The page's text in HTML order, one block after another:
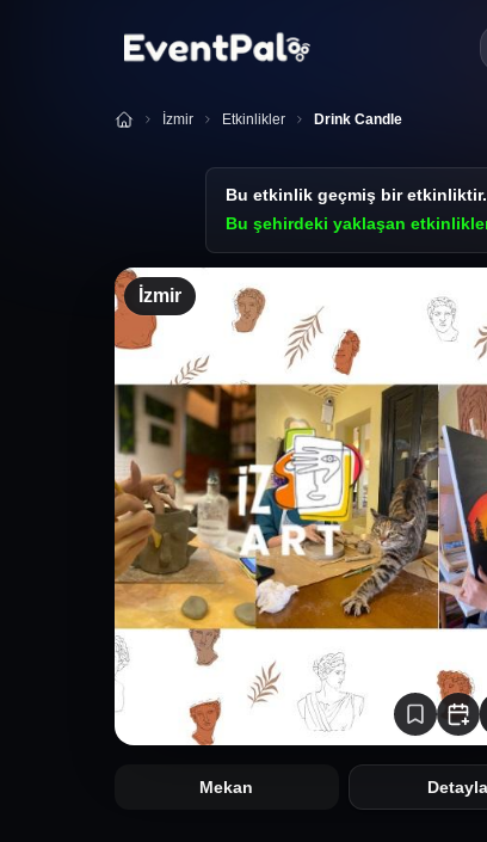
İzmir Etkinlikler Drink Candle
Bu etkinlik geçmiş bir etkinliktir.
Bu şehirdeki yaklaşan
İzmir
Mekan